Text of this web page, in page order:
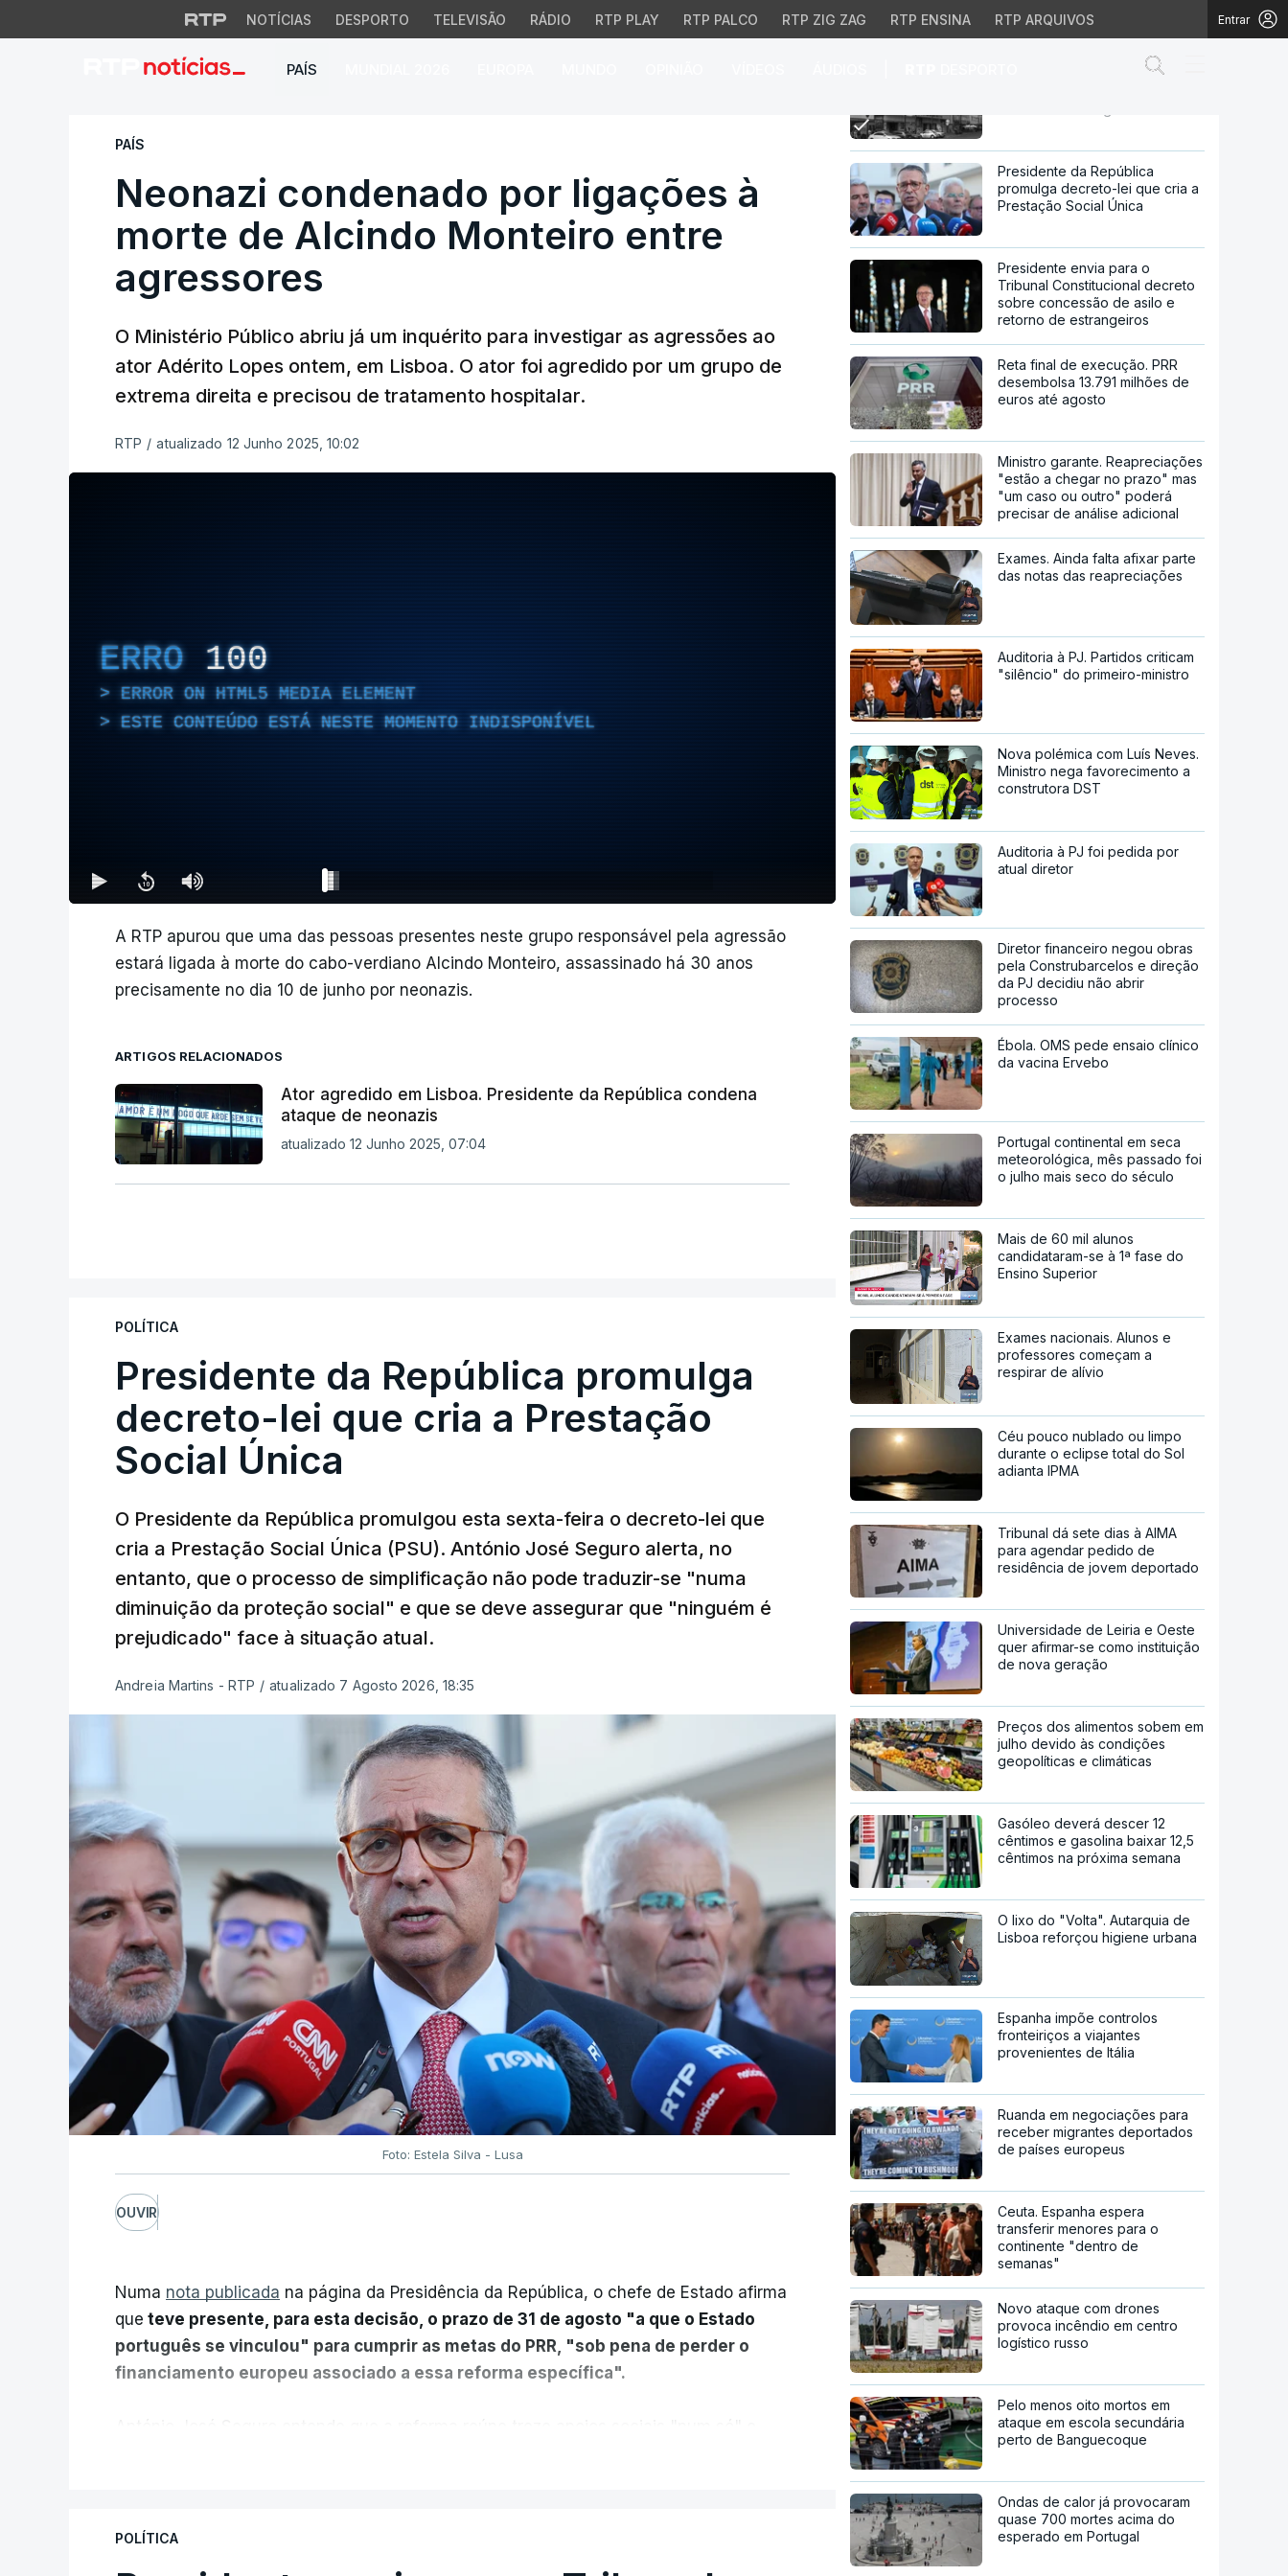
NOTÍCIAS DESPORTO TELEVISÃO RÁDIO RTP PLAY RTP PALCO RTP ZIG ZAG RTP ENSINA RTP ARQUIVOS Entrar
PAÍS
Neonazi condenado por ligações à morte de Alcindo Monteiro
PAÍS
Neonazi condenado por ligações à
morte de Alcindo Monteiro entre
agressores
O Ministério Público abriu já um inquérito para investigar as agressões ao
ator Adérito Lopes ontem, em Lisboa. O ator foi agredido por um grupo de
extrema direita e precisou de tratamento hospitalar.
RTP / atualizado 12 Junho 2025, 10:02
ERRO 100
ERROR ON HTML5 MEDIA ELEMENT
ESTE CONTEÚDO ESTÁ NESTE MOMENTO INDISPONÍVEL
A RTP apurou que uma das pessoas presentes neste grupo responsável pela agressão
estará ligada à morte do cabo-verdiano Alcindo Monteiro, assassinado há 30 anos
precisamente no dia 10 de junho por neonazis.
ARTIGOS RELACIONADOS
Ator agredido em Lisboa. Presidente da República condena
ataque de neonazis
atualizado 12 Junho 2025, 07:04
POLÍTICA
Presidente da República promulga
decreto-lei que cria a Prestação
Social Única
O Presidente da República promulgou esta sexta-feira o decreto-lei que
cria a Prestação Social Única (PSU). António José Seguro alerta, no
entanto, que o processo de simplificação não pode traduzir-se "numa
diminuição da proteção social" e que se deve assegurar que "ninguém é
prejudicado" face à situação atual.
Andreia Martins - RTP / atualizado 7 Agosto 2026, 18:35
Foto: Estela Silva - Lusa
OUVIR
Numa nota publicada na página da Presidência da República, o chefe de Estado afirma
que teve presente, para esta decisão, o prazo de 31 de agosto "a que o Estado
português se vinculou" para cumprir as metas do PRR, "sob pena de perder o
financiamento europeu associado a essa reforma específica".
os apoios chegam a quem mais necessita, estaremos a dar um passo na direção
POLÍTICA
Neonazi condenado por
Presidente da República
promulga decreto-lei que cria a
Prestação Social Única
Presidente envia para o
Tribunal Constitucional decreto
sobre concessão de asilo e
retorno de estrangeiros
Reta final de execução. PRR
desembolsa 13.791 milhões de
euros até agosto
Ministro garante. Reapreciações
"estão a chegar no prazo" mas
"um caso ou outro" poderá
precisar de análise adicional
Exames. Ainda falta afixar parte
das notas das reapreciações
Auditoria à PJ. Partidos criticam
"silêncio" do primeiro-ministro
Nova polémica com Luís Neves.
Ministro nega favorecimento a
construtora DST
Auditoria à PJ foi pedida por
atual diretor
Diretor financeiro negou obras
pela Construbarcelos e direção
da PJ decidiu não abrir
processo
Ébola. OMS pede ensaio clínico
da vacina Ervebo
Portugal continental em seca
meteorológica, mês passado foi
o julho mais seco do século
Mais de 60 mil alunos
candidataram-se à 1ª fase do
Ensino Superior
Exames nacionais. Alunos e
professores começam a
respirar de alívio
Céu pouco nublado ou limpo
durante o eclipse total do Sol
adianta IPMA
Tribunal dá sete dias à AIMA
para agendar pedido de
residência de jovem deportado
Universidade de Leiria e Oeste
quer afirmar-se como instituição
de nova geração
Preços dos alimentos sobem em
julho devido às condições
geopolíticas e climáticas
Gasóleo deverá descer 12
cêntimos e gasolina baixar 12,5
cêntimos na próxima semana
O lixo do "Volta". Autarquia de
Lisboa reforçou higiene urbana
Espanha impõe controlos
fronteiriços a viajantes
provenientes de Itália
Ruanda em negociações para
receber migrantes deportados
de países europeus
Ceuta. Espanha espera
transferir menores para o
continente "dentro de
semanas"
Novo ataque com drones
provoca incêndio em centro
logístico russo
Pelo menos oito mortos em
ataque em escola secundária
perto de Banguecoque
Ondas de calor já provocaram
quase 700 mortes acima do
esperado em Portugal